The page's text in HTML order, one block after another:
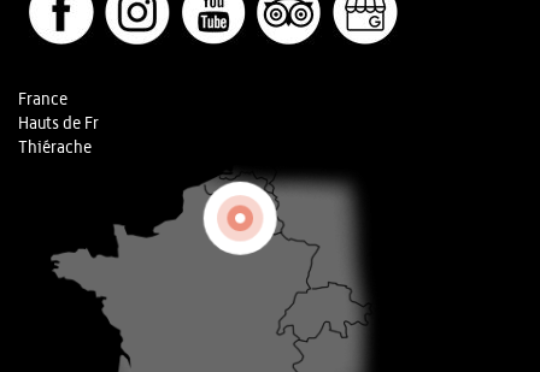
France
Hauts de Fr
Thiérache